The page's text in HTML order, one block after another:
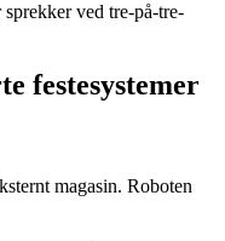
ved tre-på-tre-
festesystemer
magasin. Roboten